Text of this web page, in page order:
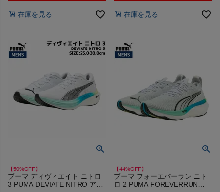
サックス SAXX
オン On
スポーツマリオTOP
ベースボールマリオ（野球商品）
クーポン一覧
在庫を見る 在庫を見る
【50%OFF】
プーマ ディヴィエイト ニトロ
3 PUMA DEVIATE NITRO アウ
【44%OFF】
プーマ フォーエバーラン ニト
ロ 2 PUMA FOREVERRUN